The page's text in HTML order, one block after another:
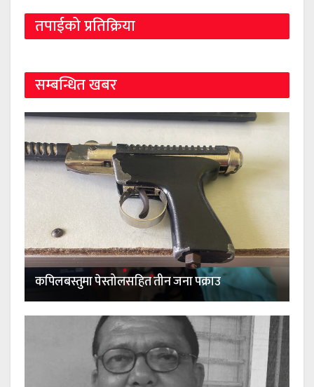
तपाईको प्रतिक्रिया
सम्बन्धित खबर
कपिलबस्तुमा पेस्तोलसहित तीन जना पक्राउ